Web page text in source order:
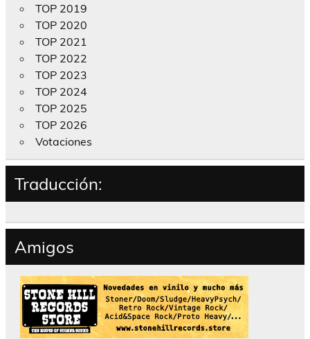
TOP 2019
TOP 2020
TOP 2021
TOP 2022
TOP 2023
TOP 2024
TOP 2025
TOP 2026
Votaciones
Traducción:
Amigos